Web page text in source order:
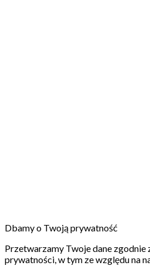
Dbamy o Twoją prywatność
Przetwarzamy Twoje dane
prywatności, w tym ze względu na